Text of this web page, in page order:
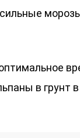
в грунт